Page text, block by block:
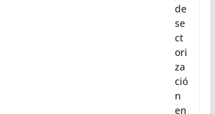
de
se
ct
ori
za
ció
n
en